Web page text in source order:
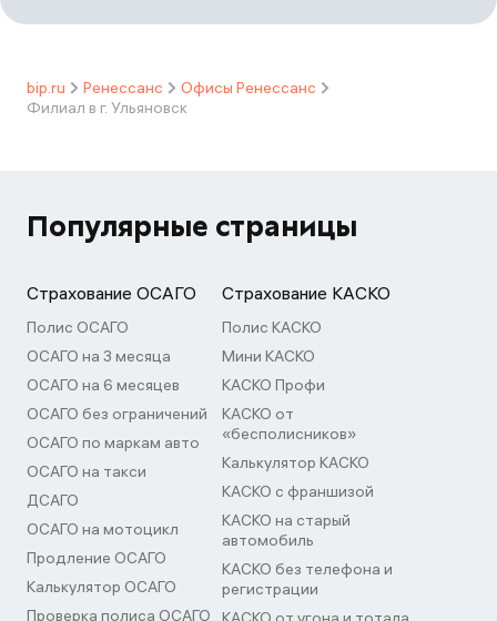
bip.ru Ренессанс
Офисы Ренессанс
Филиал в г. Ульяновск
Популярные страницы
Страхование ОСАГО
Полис ОСАГО
ОСАГО на 3 месяца
ОСАГО на 6 месяцев
ОСАГО без ограничений
ОСАГО по маркам авто
ОСАГО на такси
ДСАГО
ОСАГО на мотоцикл
Продление ОСАГО
Калькулятор ОСАГО
Проверка полиса ОСАГО
Страхование КАСКО
Полис КАСКО
Мини КАСКО
КАСКО Профи
КАСКО от
«бесполисников»
Калькулятор КАСКО
КАСКО с франшизой
КАСКО на старый
автомобиль
КАСКО без телефона и
регистрации